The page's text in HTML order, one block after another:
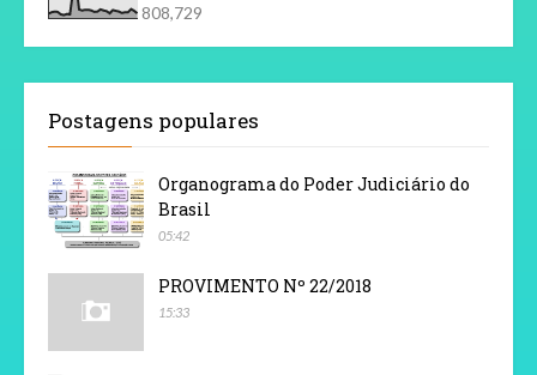
808,729
Postagens populares
Organograma do Poder Judiciário do
Brasil
05:42
PROVIMENTO Nº 22/2018
15:33